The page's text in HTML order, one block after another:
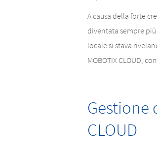
A causa della forte
diventata sempre
locale si stava
MOBOTIX CLOUD,
Gestione
CLOUD